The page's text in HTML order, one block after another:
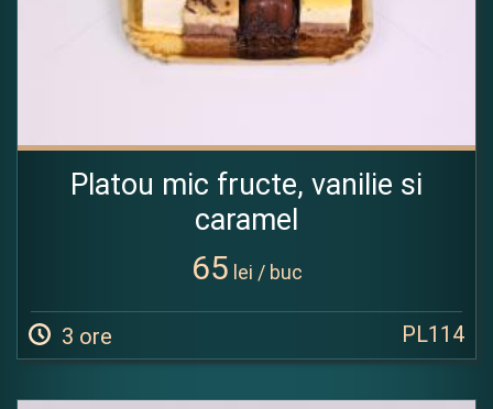
Platou mic fructe, vanilie si
caramel
65 lei / buc
3 ore PL114